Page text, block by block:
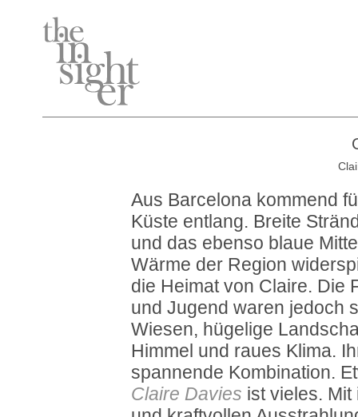
Aus Barcelona kommend
Küste entlang. Breite
und das ebenso blaue
Wärme der Region
die Heimat von Claire. Die
und Jugend waren jedoch
Wiesen, hügelige
Himmel und raues Klima.
spannende Kombination.
Claire Davies ist vieles.